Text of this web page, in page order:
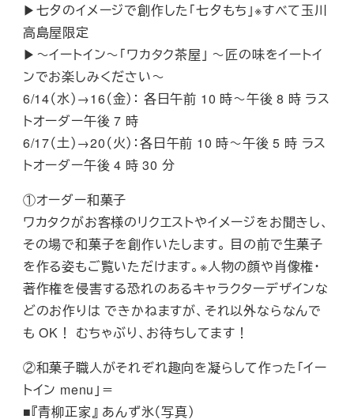
▶七夕のイメージで創作した「七夕もち」※すべて玉川
高島屋限定
▶～イートイン～「ワカタク茶屋」 ～匠の味をイートイ
ンでお楽しみください～
6/14（水）→16（金）： 各日午前 10 時～午後 8 時 ラス
トオーダー午後 7 時
6/17（土）→20（火）：各日午前 10 時～午後 5 時 ラス
トオーダー午後 4 時 30 分
①オーダー和菓子
ワカタクがお客様のリクエストやイメージをお聞きし、
その場で和菓子を創作いたします。 目の前で生菓子
を作る姿もご覧いただけます。※人物の顔や肖像権・
著作権を侵害する恐れのあるキャラクターデザインな
どのお作りは できかねますが、それ以外ならなんで
も OK！ むちゃぶり、お待ちしてます！
②和菓子職人がそれぞれ趣向を凝らして作った「イー
トイン menu」＝
■『青柳正家』 あんず氷（写真）